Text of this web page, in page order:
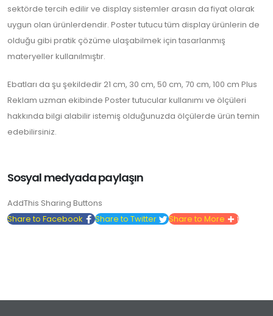
sektörde tercih edilir ve display sistemler arasın da fiyat olarak
uygun olan ürünlerdendir. Poster tutucu tüm display ürünlerin de
olduğu gibi pratik çözüme ulaşabilmek için tasarlanmış
materyeller kullanılmıştır.
Ebatları da şu şekildedir 21 cm, 30 cm, 50 cm, 70 cm, 100 cm Plus
Reklam uzman ekibinde Poster tutucular kullanımı ve ölçüleri
hakkında bilgi alabilir istemiş olduğunuzda ölçülerde ürün temin
edebilirsiniz.
Sosyal medyada paylaşın
AddThis Sharing Buttons
Share to Facebook
Share to Twitter Share to More 1